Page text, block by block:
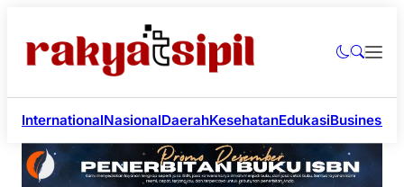
InternationalNasionalDaerahKesehatanEdukasiBusiness